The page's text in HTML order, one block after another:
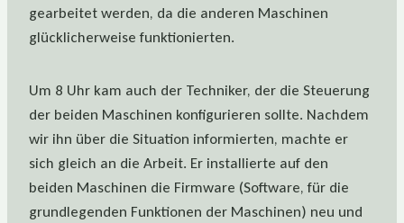
gearbeitet werden, da die anderen Maschinen
glücklicherweise funktionierten.
Um 8 Uhr kam auch der Techniker, der die Steuerung
der beiden Maschinen konfigurieren sollte. Nachdem
wir ihn über die Situation informierten, machte er
sich gleich an die Arbeit. Er installierte auf den
beiden Maschinen die Firmware (Software, für die
grundlegenden Funktionen der Maschinen) neu und